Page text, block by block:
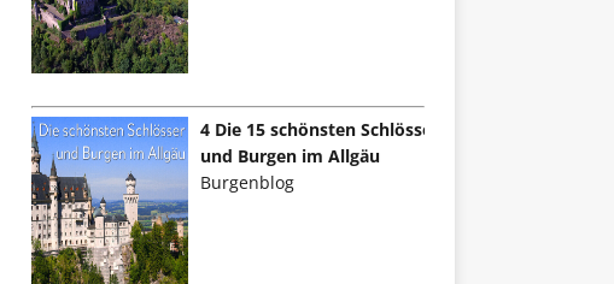
4 Die 15 schönsten Schlösser
und Burgen im Allgäu
Burgenblog